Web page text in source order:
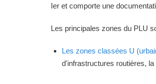
Ier et comporte une
Les principales zones du PLU
Les zones classées U
d'infrastructures routières,